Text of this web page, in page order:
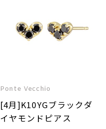
Ponte Vecchio
[4月]K10YGブラックダ
イヤモンドピアス